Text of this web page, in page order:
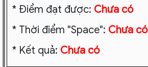
* Điểm đạt được: Chưa có
* Thời điểm "Space": Chưa có
* Kết quả: Chưa có